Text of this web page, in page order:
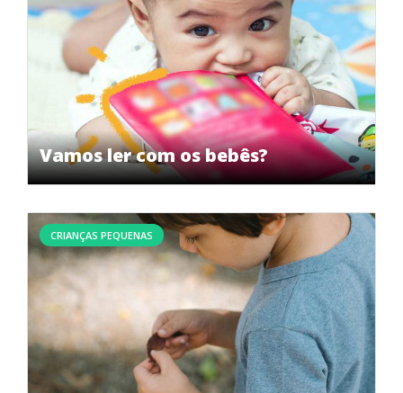
Vamos ler com os bebês?
CRIANÇAS PEQUENAS